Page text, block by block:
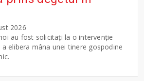
2026
au fost solicitați la o intervenție
elibera mâna unei tinere gospodine